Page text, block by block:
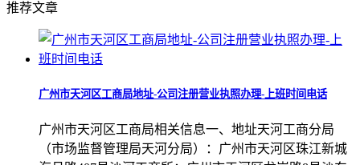
推荐文章
广州市天河区工商局地址-公司注册营业执照办理-上班时间电话
广州市天河区工商局相关信息一、地址天河工商分局
（市场监督管理局天河分局）：广州市天河区珠江新城